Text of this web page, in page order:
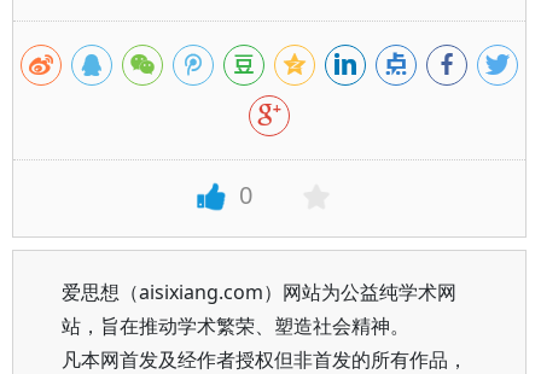
0
爱思想（aisixiang.com）网站为公益纯学术网
站，旨在推动学术繁荣、塑造社会精神。
凡本网首发及经作者授权但非首发的所有作品，